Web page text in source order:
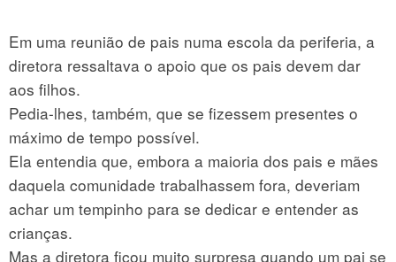
Em uma reunião de pais numa escola da periferia, a
diretora ressaltava o apoio que os pais devem dar
aos filhos.
Pedia-lhes, também, que se fizessem presentes o
máximo de tempo possível.
Ela entendia que, embora a maioria dos pais e mães
daquela comunidade trabalhassem fora, deveriam
achar um tempinho para se dedicar e entender as
crianças.
Mas a diretora ficou muito surpresa quando um pai se